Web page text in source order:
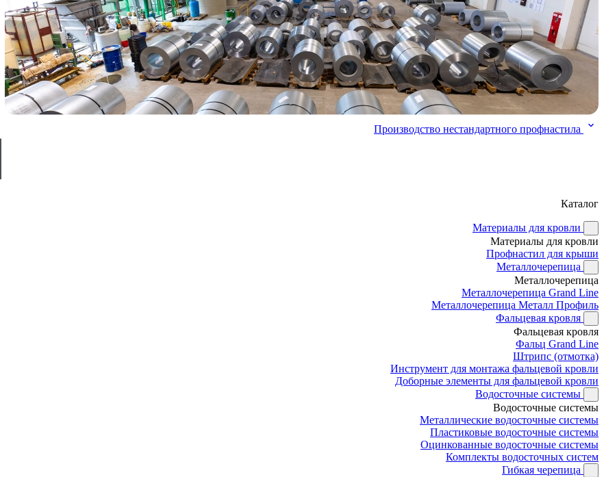
Производство нестандартного профнастила
Каталог
Материалы для кровли
Материалы для кровли
Профнастил для крыши
Металлочерепица
Металлочерепица
Металлочерепица Grand Line
Металлочерепица Металл Профиль
Фальцевая кровля
Фальцевая кровля
Фальц Grand Line
Штрипс (отмотка)
Инструмент для монтажа фальцевой кровли
Доборные элементы для фальцевой кровли
Водосточные системы
Водосточные системы
Металлические водосточные системы
Пластиковые водосточные системы
Оцинкованные водосточные системы
Комплекты водосточных систем
Гибкая черепица